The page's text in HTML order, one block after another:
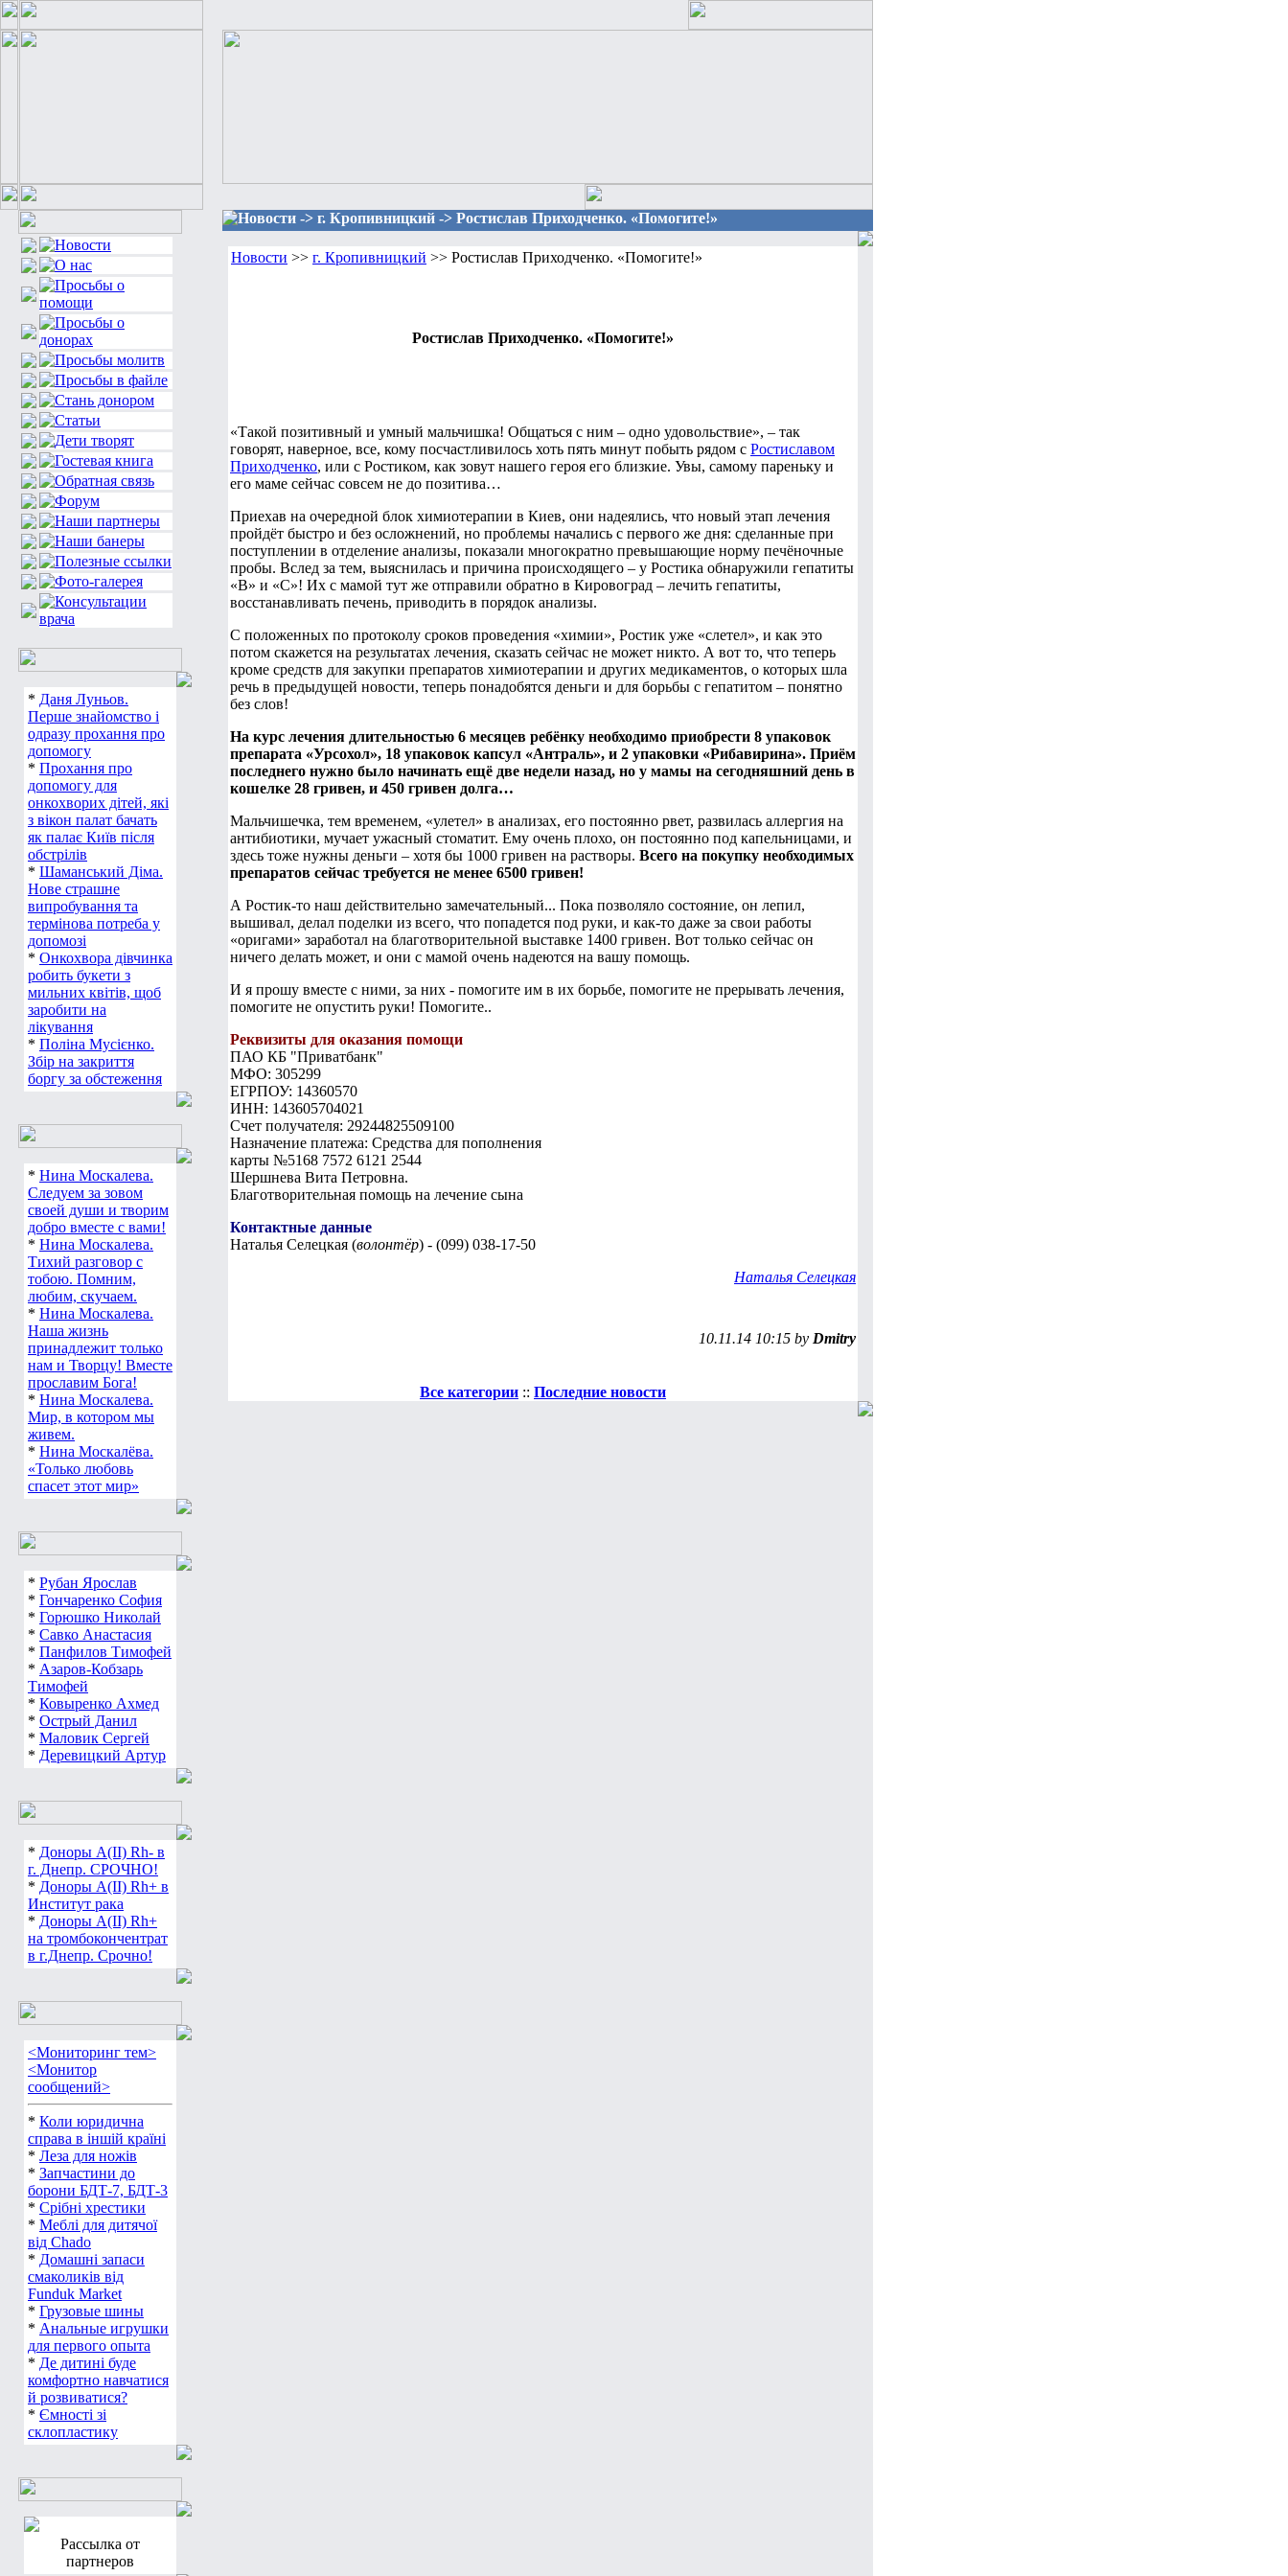
* Даня Луньов.
Перше знайомство і
одразу прохання про
допомогу
* Прохання про
допомогу для
онкохворих дітей, які
з вікон палат бачать
як палає Київ після
обстрілів
* Шаманський Діма.
Нове страшне
випробування та
термінова потреба у
допомозі
* Онкохвора дівчинка
робить букети з
мильних квітів, щоб
заробити на
лікування
* Поліна Мусієнко.
Збір на закриття
боргу за обстеження
* Нина Москалева.
Следуем за зовом
своей души и творим
добро вместе с вами!
* Нина Москалева.
Тихий разговор с
тобою. Помним,
любим, скучаем.
* Нина Москалева.
Наша жизнь
принадлежит только
нам и Творцу! Вместе
прославим Бога!
* Нина Москалева.
Мир, в котором мы
живем.
* Нина Москалёва.
«Только любовь
спасет этот мир»
* Рубан Ярослав
* Гончаренко София
* Горюшко Николай
* Савко Анастасия
* Панфилов Тимофей
* Азаров-Кобзарь
Тимофей
* Ковыренко Ахмед
* Острый Данил
* Маловик Сергей
* Деревицкий Артур
* Доноры А(ІІ) Rh- в
г. Днепр. СРОЧНО!
* Доноры А(ІІ) Rh+ в
Институт рака
* Доноры А(ІІ) Rh+
на тромбокончентрат
в г.Днепр. Срочно!
<Мониторинг тем>
<Монитор
сообщений>
* Коли юридична
справа в іншій країні
* Леза для ножів
* Запчастини до
борони БДТ-7, БДТ-3
* Срібні хрестики
* Меблі для дитячої
від Chado
* Домашні запаси
смаколиків від
Funduk Market
* Грузовые шины
* Анальные игрушки
для первого опыта
* Де дитині буде
комфортно навчатися
й розвиватися?
* Ємності зі
склопластику
Рассылка от
партнеров
Новости -> г. Кропивницкий -> Ростислав Приходченко. «Помогите!»
Новости >> г. Кропивницкий >> Ростислав Приходченко. «Помогите!»
Ростислав Приходченко. «Помогите!»
«Такой позитивный и умный мальчишка! Общаться с ним – одно удовольствие», – так
говорят, наверное, все, кому посчастливилось хоть пять минут побыть рядом с Ростиславом
Приходченко, или с Ростиком, как зовут нашего героя его близкие. Увы, самому пареньку и
его маме сейчас совсем не до позитива…
Приехав на очередной блок химиотерапии в Киев, они надеялись, что новый этап лечения
пройдёт быстро и без осложнений, но проблемы начались с первого же дня: сделанные при
поступлении в отделение анализы, показали многократно превышающие норму печёночные
пробы. Вслед за тем, выяснилась и причина происходящего – у Ростика обнаружили гепатиты
«В» и «С»! Их с мамой тут же отправили обратно в Кировоград – лечить гепатиты,
восстанавливать печень, приводить в порядок анализы.
С положенных по протоколу сроков проведения «химии», Ростик уже «слетел», и как это
потом скажется на результатах лечения, сказать сейчас не может никто. А вот то, что теперь
кроме средств для закупки препаратов химиотерапии и других медикаментов, о которых шла
речь в предыдущей новости, теперь понадобятся деньги и для борьбы с гепатитом – понятно
без слов!
На курс лечения длительностью 6 месяцев ребёнку необходимо приобрести 8 упаковок
препарата «Урсохол», 18 упаковок капсул «Антраль», и 2 упаковки «Рибавирина». Приём
последнего нужно было начинать ещё две недели назад, но у мамы на сегодняшний день в
кошелке 28 гривен, и 450 гривен долга…
Мальчишечка, тем временем, «улетел» в анализах, его постоянно рвет, развилась аллергия на
антибиотики, мучает ужасный стоматит. Ему очень плохо, он постоянно под капельницами, и
здесь тоже нужны деньги – хотя бы 1000 гривен на растворы. Всего на покупку необходимых
препаратов сейчас требуется не менее 6500 гривен!
А Ростик-то наш действительно замечательный... Пока позволяло состояние, он лепил,
вышивал, делал поделки из всего, что попадется под руки, и как-то даже за свои работы
«оригами» заработал на благотворительной выставке 1400 гривен. Вот только сейчас он
ничего делать может, и они с мамой очень надеются на вашу помощь.
И я прошу вместе с ними, за них - помогите им в их борьбе, помогите не прерывать лечения,
помогите не опустить руки! Помогите..
Реквизиты для оказания помощи
ПАО КБ "Приватбанк"
МФО: 305299
ЕГРПОУ: 14360570
ИНН: 143605704021
Счет получателя: 29244825509100
Назначение платежа: Средства для пополнения
карты №5168 7572 6121 2544
Шершнева Вита Петровна.
Благотворительная помощь на лечение сына
Контактные данные
Наталья Селецкая (волонтёр) - (099) 038-17-50
Наталья Селецкая
10.11.14 10:15 by Dmitry
Все категории :: Последние новости